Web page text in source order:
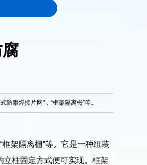
攀焊接片网"，“框架隔离栅”等。
架隔离栅”等。它是一种组装
立柱固定方式便可实现。框架